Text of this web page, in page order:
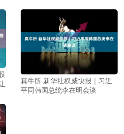
真牛所 新华社权威快报｜习近
平同韩国总统李在明会谈